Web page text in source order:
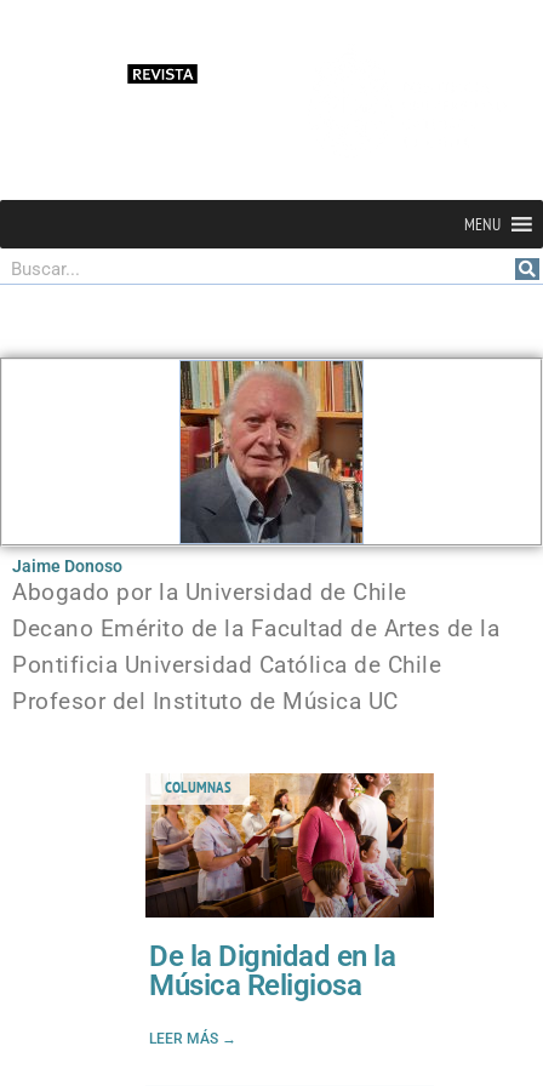
MENU
Buscar
Jaime Donoso
Abogado por la Universidad de Chile
Decano Emérito de la Facultad de Artes de la
Pontificia Universidad Católica de Chile
Profesor del Instituto de Música UC
COLUMNAS
De la Dignidad en la
Música Religiosa
LEER MÁS →